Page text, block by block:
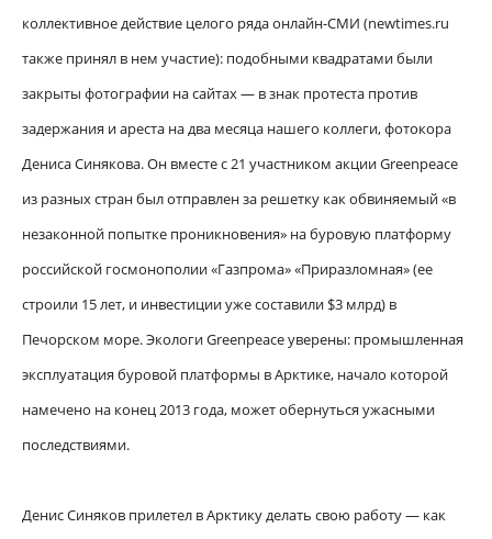
коллективное действие целого ряда онлайн-СМИ (newtimes.ru
также принял в нем участие): подобными квадратами были
закрыты фотографии на сайтах — в знак протеста против
задержания и ареста на два месяца нашего коллеги, фотокора
Дениса Синякова. Он вместе с 21 участником акции Greenpeace
из разных стран был отправлен за решетку как обвиняемый «в
незаконной попытке проникновения» на буровую платформу
российской госмонополии «Газпрома» «Приразломная» (ее
строили 15 лет, и инвестиции уже составили $3 млрд) в
Печорском море. Экологи Greenpeace уверены: промышленная
эксплуатация буровой платформы в Арктике, начало которой
намечено на конец 2013 года, может обернуться ужасными
последствиями.
Денис Синяков прилетел в Арктику делать свою работу — как